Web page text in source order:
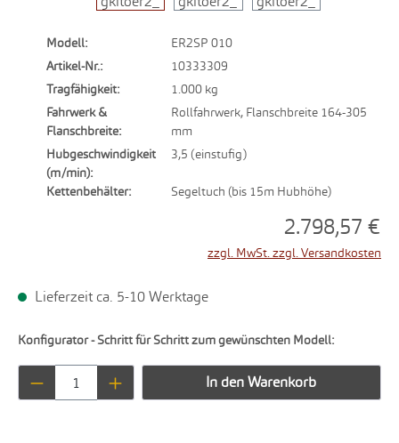
Modell:
ER2SP 010
Artikel-Nr.:
10333309
Tragfähigkeit:
1.000 kg
Fahrwerk &
Flanschbreite:
Rollfahrwerk, Flanschbreite 164-305
mm
Hubgeschwindigkeit
(m/min):
3,5 (einstufig)
Kettenbehälter: Segeltuch (bis 15m Hubhöhe)
2.798,57 €
zzgl. MwSt. zzgl. Versandkosten
Lieferzeit ca. 5-10 Werktage
Konfigurator - Schritt für Schritt zum gewünschten Modell:
Produkt Anzahl: Gib den gewünschten
In den Warenkorb